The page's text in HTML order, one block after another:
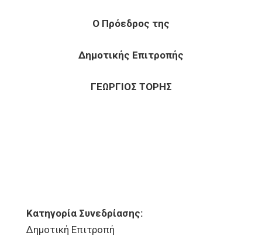
Ο Πρόεδρος της
Δημοτικής Επιτροπής
ΓΕΩΡΓΙΟΣ ΤΟΡΗΣ
Κατηγορία Συνεδρίασης:
Δημοτική Επιτροπή